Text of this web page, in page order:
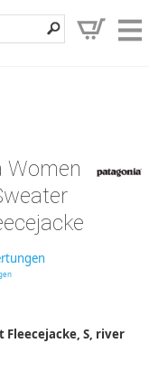
Hilfe, Kontakt
Kundenbereich
Women
Fleecejacke, S, river